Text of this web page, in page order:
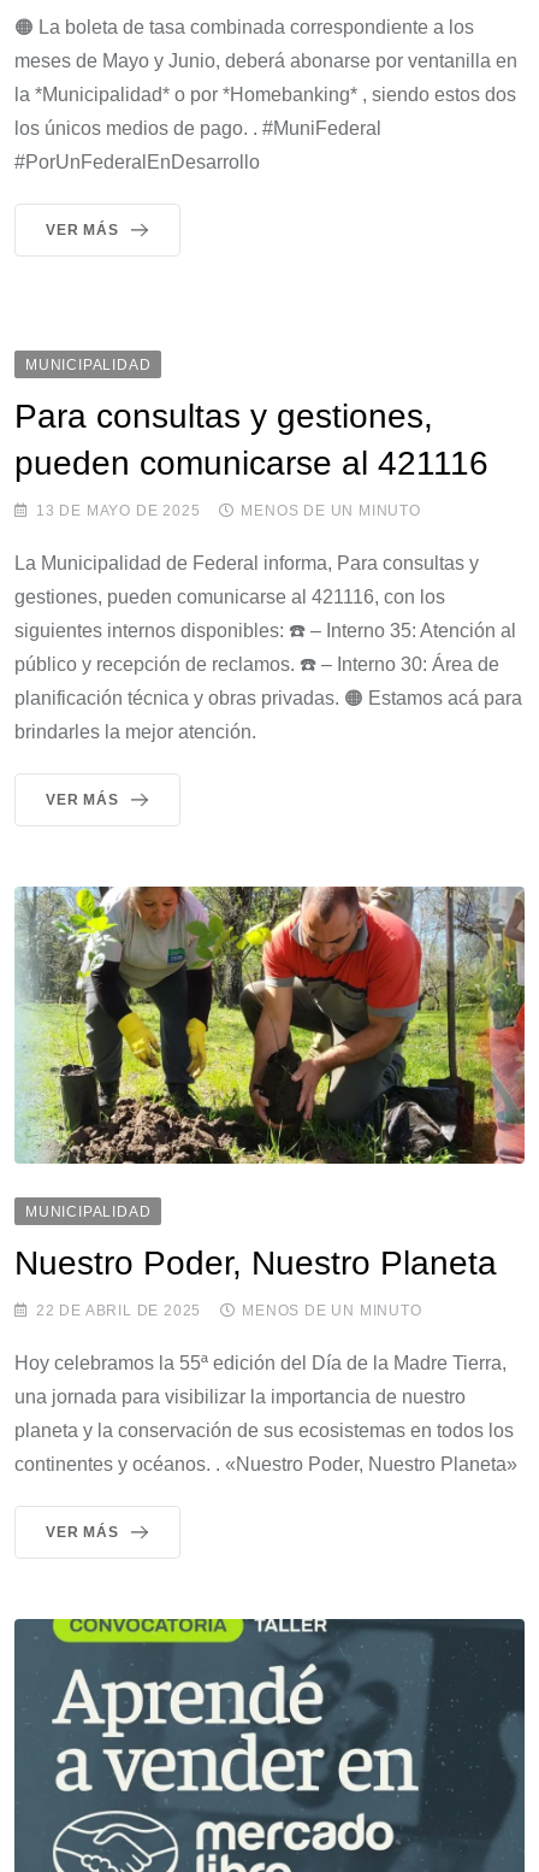
🟠 La boleta de tasa combinada correspondiente a los
meses de Mayo y Junio, deberá abonarse por ventanilla en
la *Municipalidad* o por *Homebanking* , siendo estos dos
los únicos medios de pago. . #MuniFederal
#PorUnFederalEnDesarrollo
VER MÁS
MUNICIPALIDAD
Para consultas y gestiones,
pueden comunicarse al 421116
13 DE MAYO DE 2025 MENOS DE UN MINUTO
La Municipalidad de Federal informa, Para consultas y
gestiones, pueden comunicarse al 421116, con los
siguientes internos disponibles: ☎️ – Interno 35: Atención al
público y recepción de reclamos. ☎️ – Interno 30: Área de
planificación técnica y obras privadas. 🟠 Estamos acá para
brindarles la mejor atención.
VER MÁS
MUNICIPALIDAD
Nuestro Poder, Nuestro Planeta
22 DE ABRIL DE 2025 MENOS DE UN MINUTO
Hoy celebramos la 55ª edición del Día de la Madre Tierra,
una jornada para visibilizar la importancia de nuestro
planeta y la conservación de sus ecosistemas en todos los
continentes y océanos. . «Nuestro Poder, Nuestro Planeta»
VER MÁS